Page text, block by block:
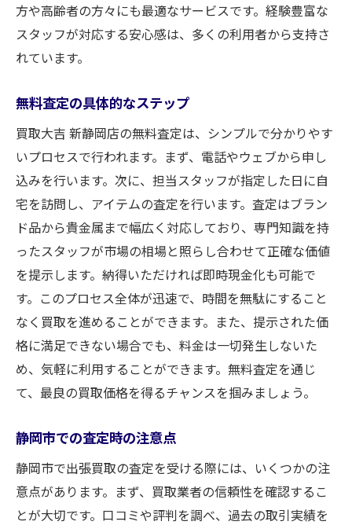
方や高齢者の方々にも最適なサービスです。経験豊富な
スタッフが対応する安心感は、多くの利用者から支持さ
れています。
無料査定の具体的なステップ
買取大吉 新静岡店の無料査定は、シンプルで分かりやす
いプロセスで行われます。まず、電話やウェブから申し
込みを行います。次に、担当スタッフが指定した日に自
宅を訪問し、アイテムの査定を行います。査定はブラン
ド品から貴金属まで幅広く対応しており、専門知識を持
ったスタッフが市場の相場と照らし合わせて正確な価値
を提示します。納得いただければ即時現金化も可能で
す。このプロセス全体が迅速で、時間を無駄にすること
なく買取を進めることができます。また、提示された価
格に満足できない場合でも、料金は一切発生しないた
め、気軽に利用することができます。無料査定を通じ
て、最良の買取価格を得るチャンスを掴みましょう。
静岡市での査定時の注意点
静岡市で出張買取の査定を受ける際には、いくつかの注
意点があります。まず、買取業者の信頼性を確認するこ
とが大切です。口コミや評判を調べ、過去の取引実績を